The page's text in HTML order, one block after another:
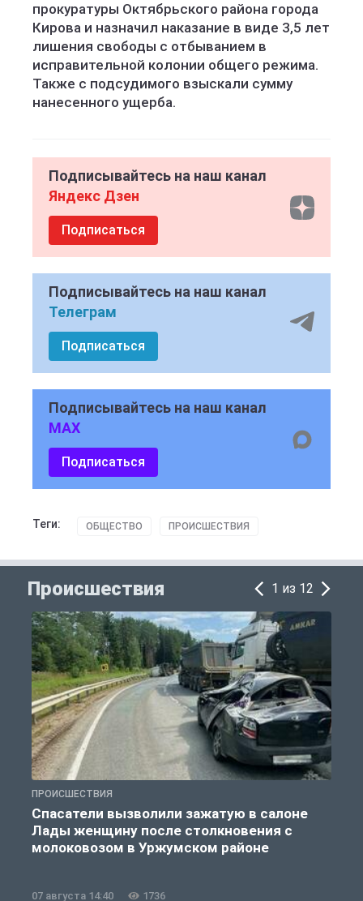
прокуратуры Октябрьского района города
Кирова и назначил наказание в виде 3,5 лет
лишения свободы с отбыванием в
исправительной колонии общего режима.
Также с подсудимого взыскали сумму
нанесенного ущерба.
Подписывайтесь на наш канал
Яндекс Дзен
Подписаться
Подписывайтесь на наш канал
Телеграм
Подписаться
Подписывайтесь на наш канал
MAX
Подписаться
Теги: ОБЩЕСТВО ПРОИСШЕСТВИЯ
Происшествия 1 из 12
ПРОИСШЕСТВИЯ
Спасатели вызволили зажатую в салоне
Лады женщину после столкновения с
молоковозом в Уржумском районе
07 августа 14:40 1736